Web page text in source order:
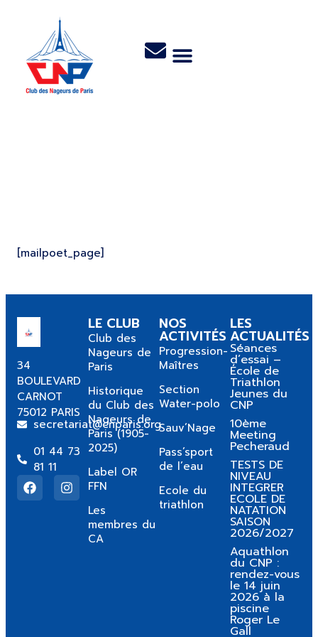
[mailpoet_page]
34
BOULEVARD
CARNOT
75012 PARIS
secretariat@cnparis.org
01 44 73
81 11
LE CLUB
Club des
Nageurs de
Paris
Historique
du Club des
Nageurs de
Paris (1905-
2025)
Label OR
FFN
Les
membres du
CA
NOS
ACTIVITÉS
Progression-
Maîtres
Section
Water-polo
Sauv’Nage
Pass’sport
de l’eau
Ecole du
triathlon
LES
ACTUALITÉS
Séances
d’essai –
École de
Triathlon
Jeunes du
CNP
10ème
Meeting
Pecheraud
TESTS DE
NIVEAU
INTEGRER
ECOLE DE
NATATION
SAISON
2026/2027
Aquathlon
du CNP :
rendez-vous
le 14 juin
2026 à la
piscine
Roger Le
Gall